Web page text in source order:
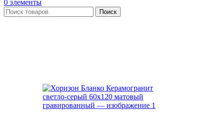
0 элементы
Поиск